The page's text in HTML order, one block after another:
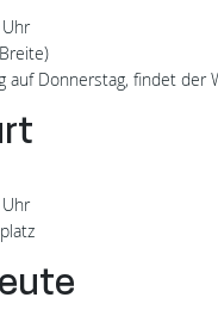
auf Donnerstag, findet